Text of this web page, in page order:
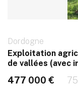
Dordogne
Exploitation
de vallées (avec
477 000 €